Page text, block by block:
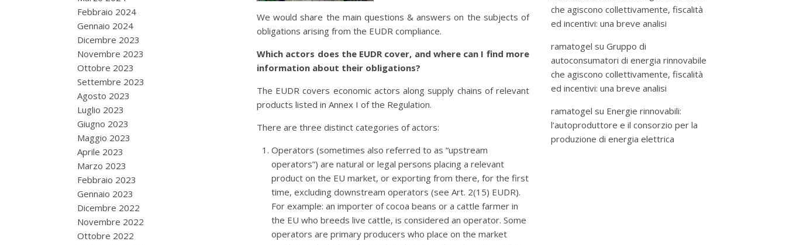
Febbraio 2024
Gennaio 2024
Dicembre 2023
Novembre 2023
Ottobre 2023
Settembre 2023
Agosto 2023
Luglio 2023
Giugno 2023
Maggio 2023
Aprile 2023
Marzo 2023
Febbraio 2023
Gennaio 2023
Dicembre 2022
Novembre 2022
Ottobre 2022
We would share the main questions & answers on the subjects of
obligations arising from the EUDR compliance.
Which actors does the EUDR cover, and where can I find more
information about their obligations?
The EUDR covers economic actors along supply chains of relevant
products listed in Annex I of the Regulation.
There are three distinct categories of actors:
Operators (sometimes also referred to as “upstream
operators”) are natural or legal persons placing a relevant
product on the EU market, or exporting from there, for the first
time, excluding downstream operators (see Art. 2(15) EUDR).
For example: an importer of cocoa beans or a cattle farmer in
the EU who breeds live cattle, is considered an operator. Some
operators are primary producers who place on the market
che agiscono collettivamente, fiscalità
ed incentivi: una breve analisi
ramatogel su Gruppo di
autoconsumatori di energia rinnovabile
che agiscono collettivamente, fiscalità
ed incentivi: una breve analisi
ramatogel su Energie rinnovabili:
l’autoproduttore e il consorzio per la
produzione di energia elettrica